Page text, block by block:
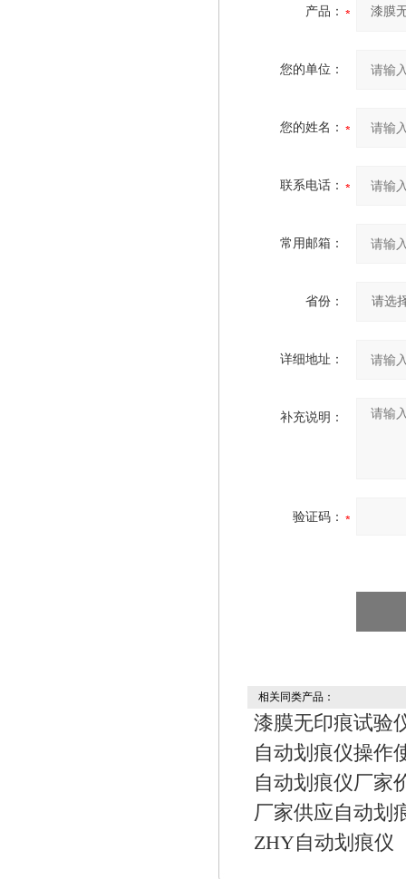
产品：
您的单位：
您的姓名：
联系电话：
常用邮箱：
省份：
详细地址：
补充说明：
验证码：
相关同类产品：
漆膜无印痕试验
自动划痕仪操作
自动划痕仪厂家
厂家供应自动划
ZHY自动划痕仪